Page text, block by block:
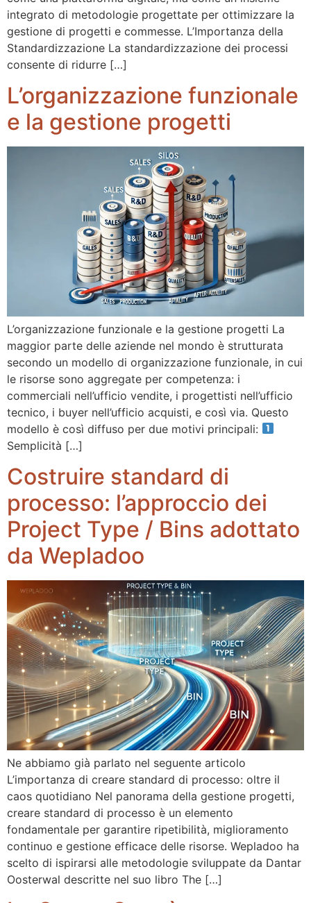
integrato di metodologie progettate per ottimizzare la
gestione di progetti e commesse. L’Importanza della
Standardizzazione La standardizzazione dei processi
consente di ridurre […]
L’organizzazione funzionale
e la gestione progetti
L’organizzazione funzionale e la gestione progetti La
maggior parte delle aziende nel mondo è strutturata
secondo un modello di organizzazione funzionale, in cui
le risorse sono aggregate per competenza: i
commerciali nell’ufficio vendite, i progettisti nell’ufficio
tecnico, i buyer nell’ufficio acquisti, e così via. Questo
modello è così diffuso per due motivi principali:
Semplicità […]
Costruire standard di
processo: l’approccio dei
Project Type / Bins adottato
da Wepladoo
Ne abbiamo già parlato nel seguente articolo
L’importanza di creare standard di processo: oltre il
caos quotidiano Nel panorama della gestione progetti,
creare standard di processo è un elemento
fondamentale per garantire ripetibilità, miglioramento
continuo e gestione efficace delle risorse. Wepladoo ha
scelto di ispirarsi alle metodologie sviluppate da Dantar
Oosterwal descritte nel suo libro The […]